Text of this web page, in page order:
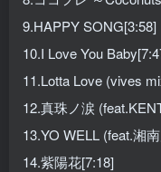
9.HAPPY SONG[3:58]
10.I Love You
11.Lotta Love (vives
12.真珠ノ涙
13.YO WELL (feat.湘
14.紫陽花[7:18]